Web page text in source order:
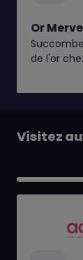
Or
de l'or
Visitez